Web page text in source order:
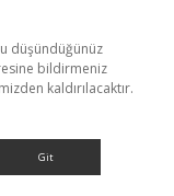
düşündüğünüz
bildirmeniz
kaldırılacaktır.